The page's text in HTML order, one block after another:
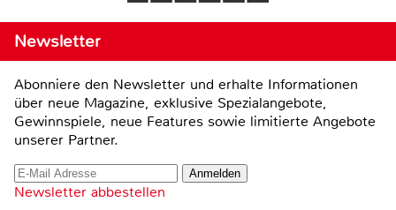
Newsletter
Abonniere den Newsletter und erhalte Informationen
über neue Magazine, exklusive Spezialangebote,
Gewinnspiele, neue Features sowie limitierte Angebote
unserer Partner.
Newsletter abbestellen